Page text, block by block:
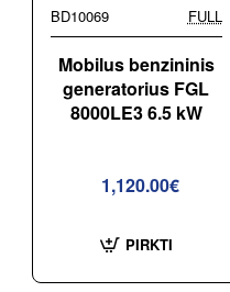
PERKAMIAUSIA
BD10069 FULL
Mobilus benzininis
generatorius FGL
8000LE3 6.5 kW
1,120.00€
PIRKTI